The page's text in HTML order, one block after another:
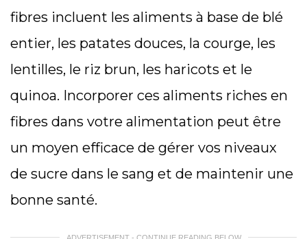
fibres incluent les aliments à base de blé
entier, les patates douces, la courge, les
lentilles, le riz brun, les haricots et le
quinoa. Incorporer ces aliments riches en
fibres dans votre alimentation peut être
un moyen efficace de gérer vos niveaux
de sucre dans le sang et de maintenir une
bonne santé.
ADVERTISEMENT - CONTINUE READING BELOW